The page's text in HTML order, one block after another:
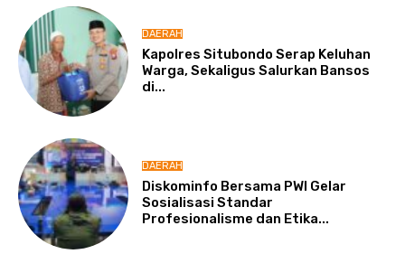
DAERAH
Kapolres Situbondo Serap Keluhan
Warga, Sekaligus Salurkan Bansos
di...
DAERAH
Diskominfo Bersama PWI Gelar
Sosialisasi Standar
Profesionalisme dan Etika...